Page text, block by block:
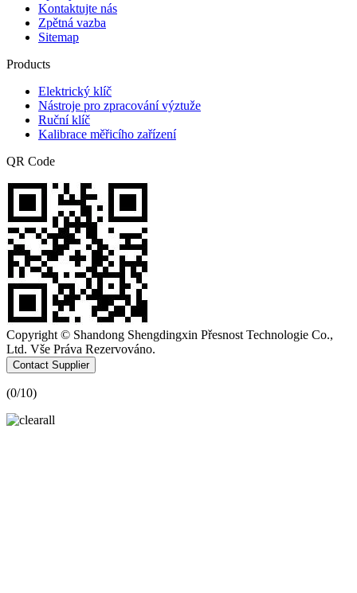
Kontaktujte nás
Zpětná vazba
Sitemap
Products
Elektrický klíč
Nástroje pro zpracování výztuže
Ruční klíč
Kalibrace měřicího zařízení
QR Code
Copyright © Shandong Shengdingxin Přesnost Technologie Co.,
Ltd. Vše Práva Rezervováno.
Contact Supplier
(0/10)